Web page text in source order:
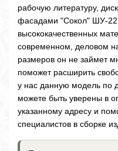
рабочую литературу,
фасадами "Сокол" ШУ-22
высококачественных
современном, деловом
размеров он не займет
поможет расширить
у нас данную модель по
можете быть уверены в
указанному адресу и
специалистов в сборке